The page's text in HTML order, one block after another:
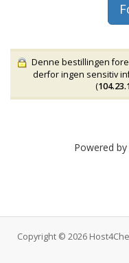
Denne bestillingen
derfor ingen sensitiv
(
Powered by
Copyright © 2026